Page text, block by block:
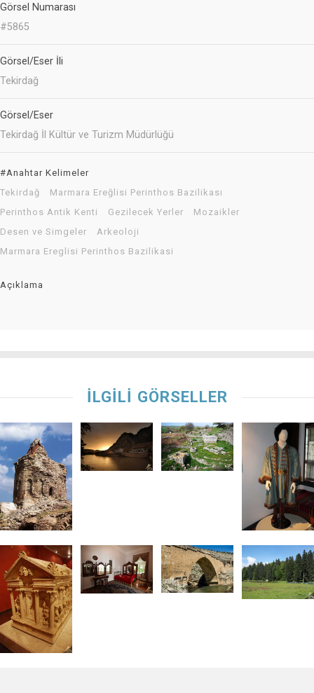
Görsel Numarası
#5865
Görsel/Eser İli
Tekirdağ
Görsel/Eser
Tekirdağ İl Kültür ve Turizm Müdürlüğü
#Anahtar Kelimeler
Tekirdağ
Marmara Ereğlisi Perinthos Bazilikası
Perinthos Antik Kenti
Gezilecek Yerler
Mozaikler
Desen ve Simgeler
Arkeoloji
Marmara Ereglisi Perinthos Bazilikasi
Açıklama
İLGİLİ GÖRSELLER